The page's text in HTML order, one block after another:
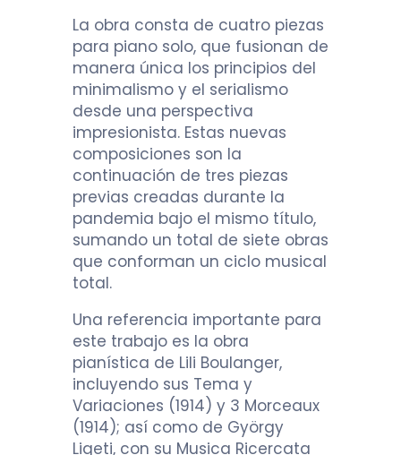
La obra consta de cuatro piezas
para piano solo, que fusionan de
manera única los principios del
minimalismo y el serialismo
desde una perspectiva
impresionista. Estas nuevas
composiciones son la
continuación de tres piezas
previas creadas durante la
pandemia bajo el mismo título,
sumando un total de siete obras
que conforman un ciclo musical
total.
Una referencia importante para
este trabajo es la obra
pianística de Lili Boulanger,
incluyendo sus Tema y
Variaciones (1914) y 3 Morceaux
(1914); así como de György
Ligeti, con su Musica Ricercata